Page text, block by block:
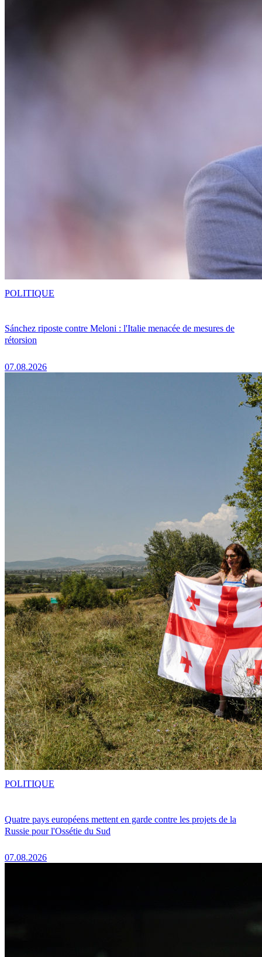
Sánchez riposte contre Meloni : l'Italie menacée de mesures de
rétorsion
07.08.2026
POLITIQUE
Quatre pays européens mettent en garde contre les projets de la
Russie pour l'Ossétie du Sud
07.08.2026
POLITIQUE